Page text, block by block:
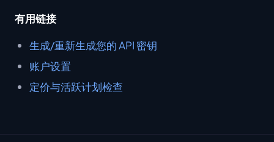
有用链接
生成/重新生成您的 API 密钥
账户设置
定价与活跃计划检查